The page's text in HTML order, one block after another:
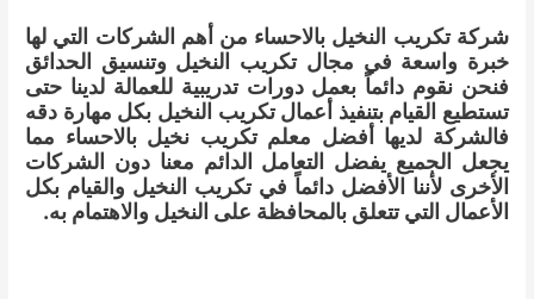
شركة تكريب النخيل بالاحساء من أهم الشركات التي لها
خبرة واسعة في مجال تكريب النخيل وتنسيق الحدائق
فنحن نقوم دائماً بعمل دورات تدريبية للعمالة لدينا حتى
تستطيع القيام بتنفيذ أعمال تكريب النخيل بكل مهارة دقه
فالشركة لديها أفضل معلم تكريب نخيل بالاحساء مما
يجعل الجميع يفضل التعامل الدائم معنا دون الشركات
الأخرى لأننا الأفضل دائماً في تكريب النخيل والقيام بكل
الأعمال التي تتعلق بالمحافظة على النخيل والاهتمام به.